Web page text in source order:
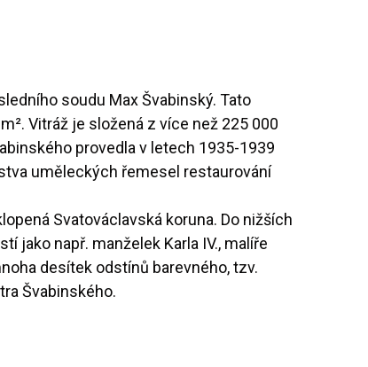
soudu Max Švabinský. Tato
Vitráž je složená z více než 225 000
provedla v letech 1935-1939
uměleckých řemesel restaurování
Svatováclavská koruna. Do nižších
jako např. manželek Karla IV., malíře
desítek odstínů barevného, tzv.
Švabinského.